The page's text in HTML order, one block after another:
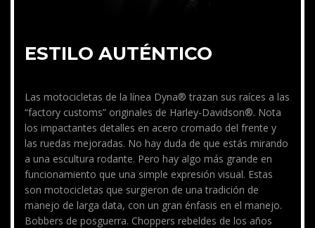
ESTILO AUTÉNTICO
Las motocicletas de la línea Dyna® trazan sus raíces a las
“factory customs” originales de Harley-Davidson®. Nota
los impactantes detalles en acero cromado del frente y
las ruedas mejoradas. No hay duda de que estás mirando
a una escultura rodante. Pero hay algo más grande en
funcionamiento que una simple expresión visual. Estas
son motocicletas que surgieron de una tradición de
manejo de larga data, con un gran énfasis en el manejo.
Bobbers de posguerra. Choppers rebeldes de los años